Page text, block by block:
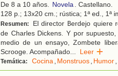
De 8 a 10 años. Novela. Castellano.
128 p.; 13x20 cm.; rústica; 1ª ed., 1ª
Resumen:
El director Berdejo quiere
de Charles Dickens. Y por
medio de un ensayo, Zombete
Scrooge. Acompañado... Leer
Temática: Cocina, Monstruos, Humor,